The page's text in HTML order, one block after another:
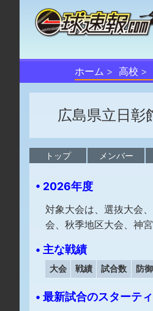
ホーム 高校
広島県立日彰
トップ メンバー
• 2026年度
対象大会は、選抜大会
会、秋季地区大会、神宮
• 主な戦績
大会 戦績 試合数 防
• 最新試合のスターテ